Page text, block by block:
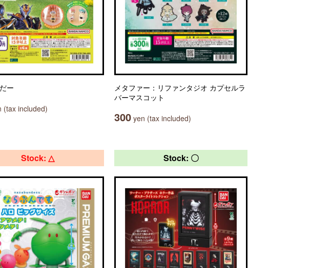
ー
(tax included)
メタファー：リファンタジオ カプセルラ
バーマスコット
300 yen (tax included)
Stock: △ Stock: 〇